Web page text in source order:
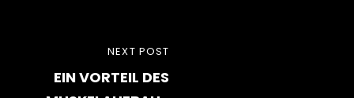
Beitragsnavigation
POST
NEXT POST
EIN VORTEIL DES